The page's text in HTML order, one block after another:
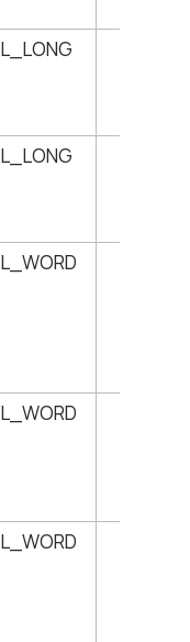
L_LONG
L_LONG
L_WORD
L_WORD
L_WORD